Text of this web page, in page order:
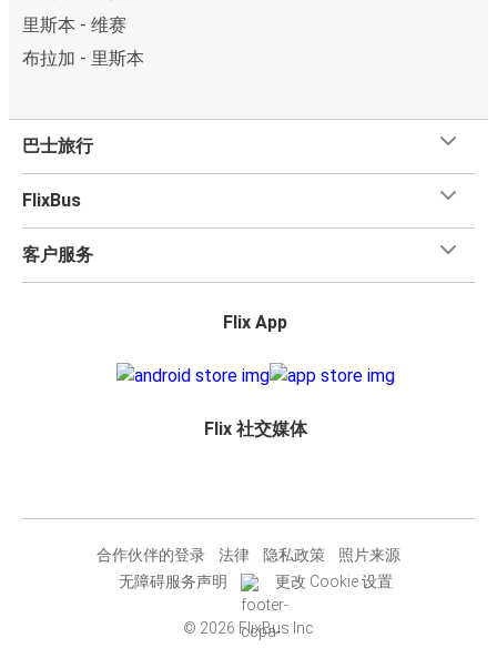
里斯本 - 维赛
布拉加 - 里斯本
巴士旅行
FlixBus
客户服务
Flix App
Flix 社交媒体
合作伙伴的登录 法律 隐私政策
照片来源
无障碍服务声明
更改 Cookie 设置
© 2026 FlixBus Inc